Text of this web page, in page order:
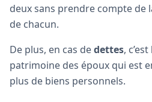
deux sans prendre compte de
de chacun.
De plus, en cas dedettes,
patrimoine des époux qui est
plus de biens personnels.